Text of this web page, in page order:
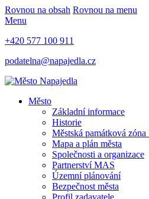
Rovnou na obsah Rovnou na menu
Menu
+420 577 100 911
podatelna@napajedla.cz
Město
Základní informace
Historie
Městská památková zóna
Mapa a plán města
Společnosti a organizace
Partnerství MAS
Územní plánování
Bezpečnost města
Profil zadavatele